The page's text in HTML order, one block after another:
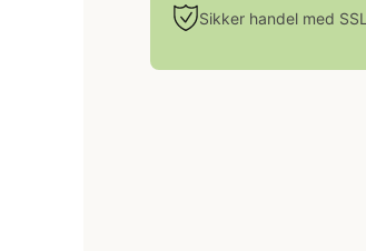
Sikker handel med